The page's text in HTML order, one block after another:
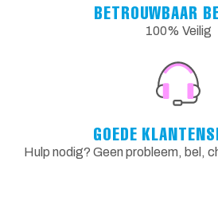
BETROUWBAAR
100% Veilig
GOEDE
Hulp nodig? Geen probleem, bel,